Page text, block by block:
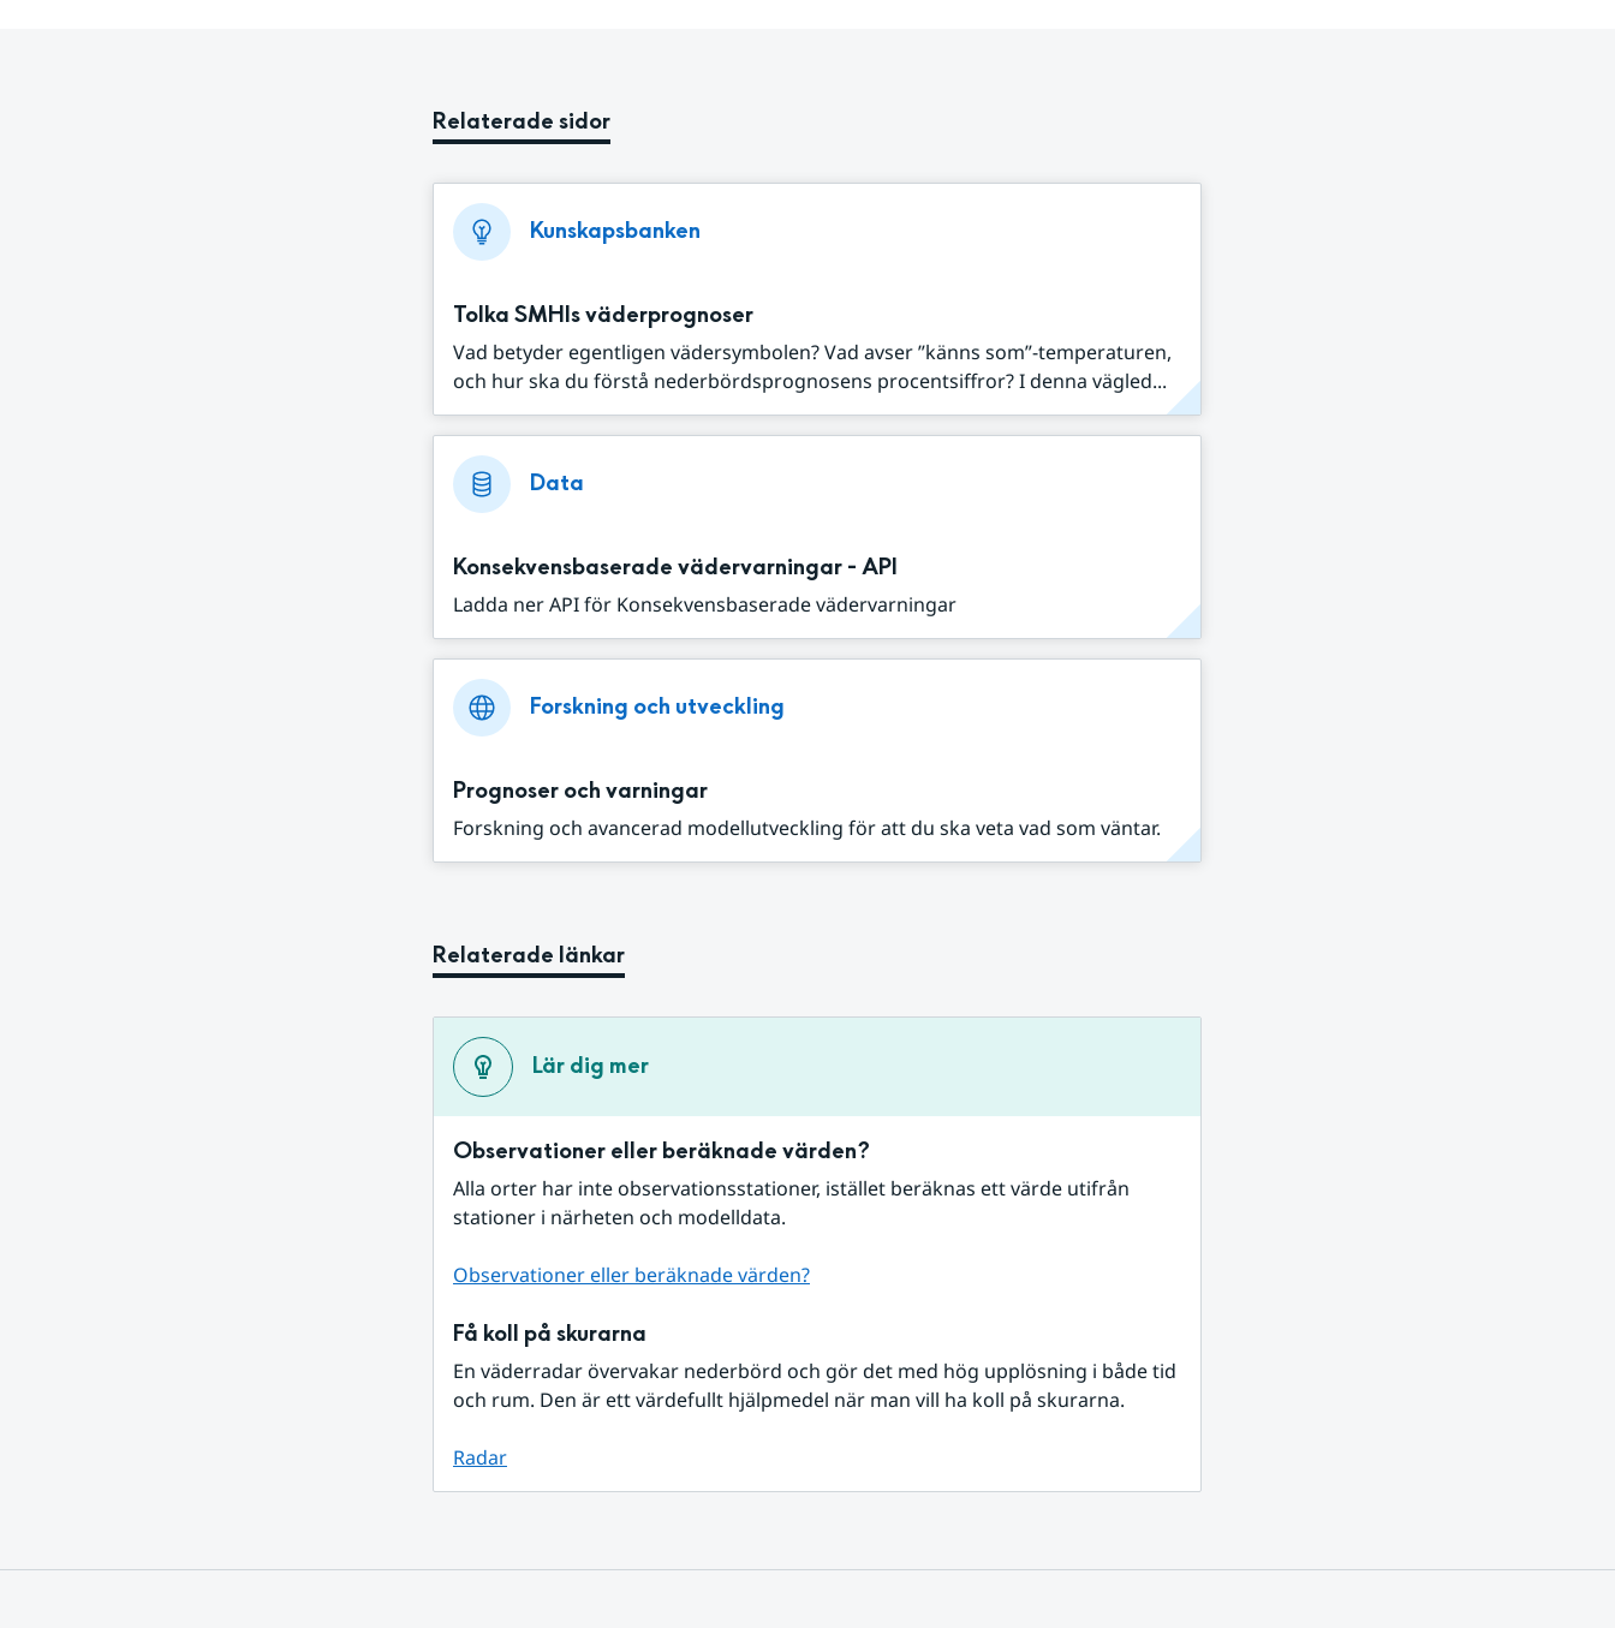
Relaterade sidor
Kunskapsbanken
Tolka SMHIs väderprognoser
Vad betyder egentligen vädersymbolen? Vad avser ”känns som”-temperaturen,
och hur ska du förstå nederbördsprognosens procentsiffror? I denna vägled...
Data
Konsekvensbaserade vädervarningar - API
Ladda ner API för Konsekvensbaserade vädervarningar
Forskning och utveckling
Prognoser och varningar
Forskning och avancerad modellutveckling för att du ska veta vad som väntar.
Relaterade länkar
Lär dig mer
Observationer eller beräknade värden?
Alla orter har inte observationsstationer, istället beräknas ett värde utifrån
stationer i närheten och modelldata.
Observationer eller beräknade värden?
Få koll på skurarna
En väderradar övervakar nederbörd och gör det med hög upplösning i både tid
och rum. Den är ett värdefullt hjälpmedel när man vill ha koll på skurarna.
Radar